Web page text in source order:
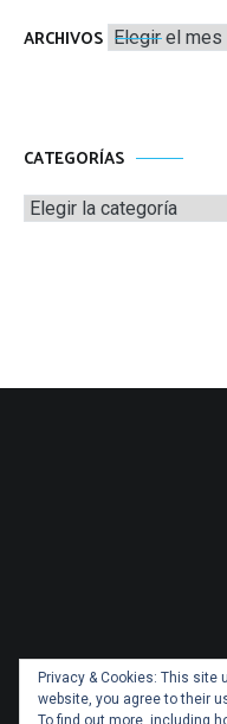
ARCHIVOS Archivos
CATEGORÍAS
Categorías
Privacy & Cookies: This
website, you agree to their
To find out more, including